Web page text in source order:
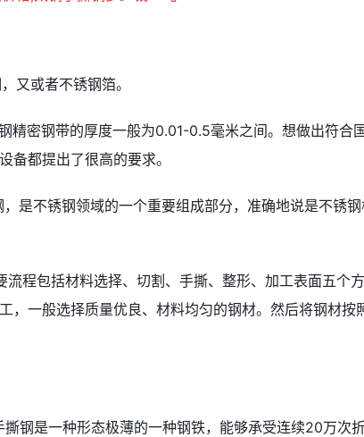
又或者不锈钢箔。
精密钢带的厚度一般为0.01-0.5毫米之间。想做出符合
备都提出了很高的要求。
是不锈钢领域的一个重要组成部分，准确地说是不锈
程包括材料选择、切割、手撕、整形、加工表面五个方
，一般选择质量优良、材料均匀的钢材。然后将钢材按
钢是一种形态极薄的一种钢铁，能够承受连续20万次